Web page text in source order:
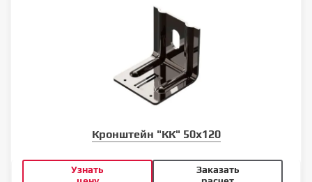
Кронштейн "КК" 50х120
Узнать
Заказать